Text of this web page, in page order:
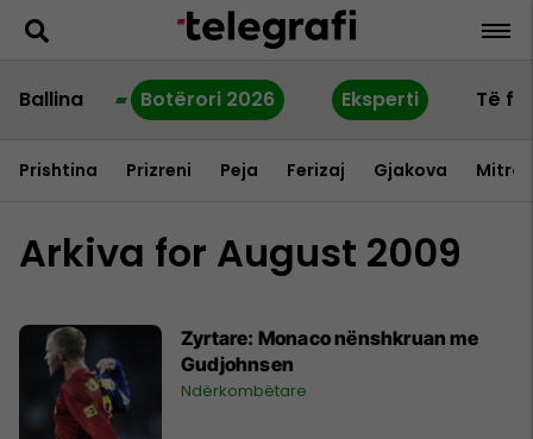
Ballina Botërori 2026 Eksperti Të
Prishtina Prizreni Peja Ferizaj Gjakova
Arkiva for August 2009
Zyrtare: Monaco nënshkruan me
Gudjohnsen
Ndërkombëtare